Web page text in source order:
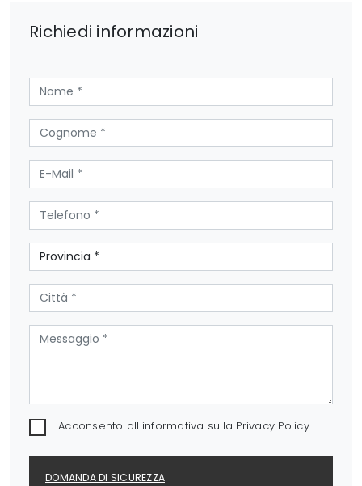
Richiedi informazioni
Acconsento all'informativa sulla Privacy Policy
DOMANDA DI SICUREZZA